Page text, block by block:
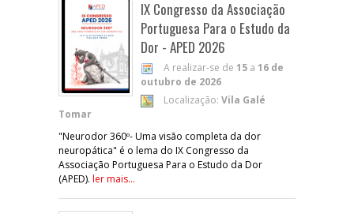
IX Congresso da Associação
Portuguesa Para o Estudo da
Dor - APED 2026
A realizar-se de 15 a 16 de
outubro de 2026
Localização: Vila Galé
Tomar
"Neurodor 360º- Uma visão completa da dor
neuropática" é o lema do IX Congresso da
Associação Portuguesa Para o Estudo da Dor
(APED). ler mais...